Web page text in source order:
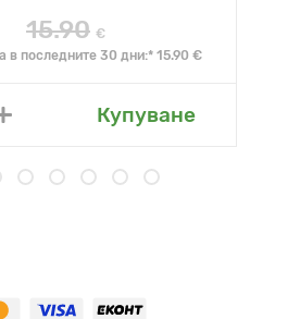
15.90 €
в последните 30 дни:* 15.90 €
Купуване